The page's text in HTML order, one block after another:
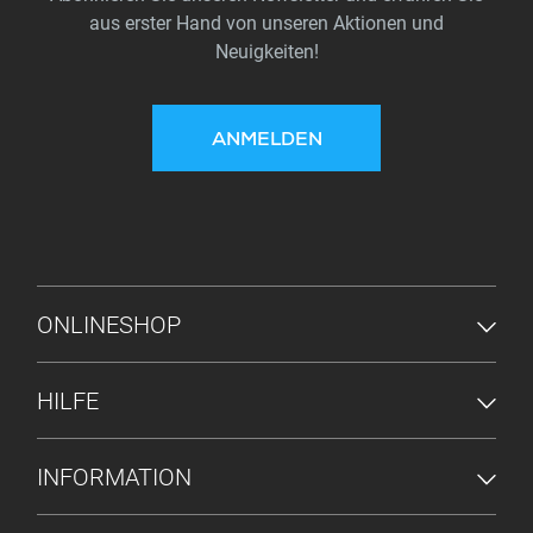
aus erster Hand von unseren Aktionen und
Neuigkeiten!
ANMELDEN
FUSSZEILENMENÜ
ONLINESHOP
HILFE
INFORMATION